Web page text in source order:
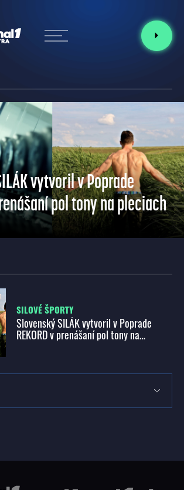
vytvoril v Poprade
pol tony na pleciach
SILOVÉ ŠPORTY
Slovenský SILÁK vytvoril v Poprade
REKORD v prenášaní pol tony na